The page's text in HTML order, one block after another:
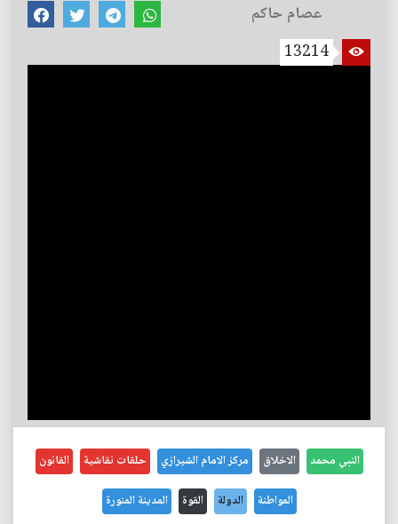
عصام حاكم
13214
النبي محمد الاخلاق مركز الامام الشيرازي حلقات نقاشية القانون
المواطنة الدولة القوة المدينة المنورة